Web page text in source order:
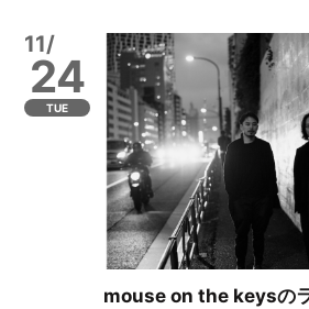
11/
24
TUE
mouse on the keysのラ